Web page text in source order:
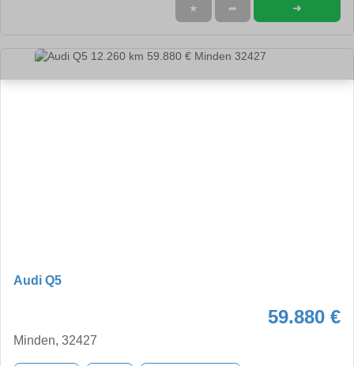
★ ➦ ➜
Audi Q5
59.880 €
Minden, 32427